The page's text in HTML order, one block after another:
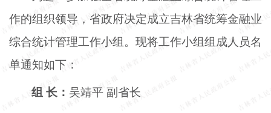
作的组织领导，省政府决定成立吉林省统筹金融业
综合统计管理工作小组。现将工作小组组成人员名
单通知如下：
组 长： 吴靖平 副省长